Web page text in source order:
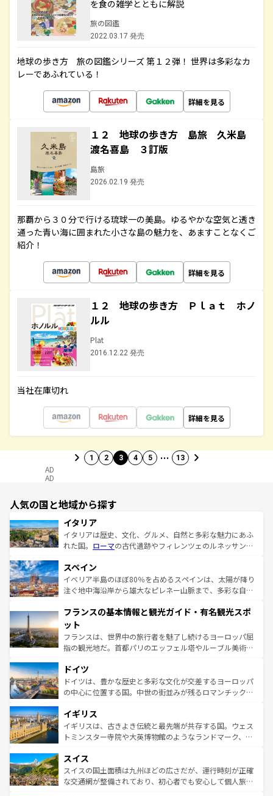
を食の雑学とともに解説
旅の図鑑
2022.03.17 発売
地球の歩き方 旅の図鑑シリーズ 第１２弾！ 世界は多彩なカ
レーであふれている！
詳細を見る
１２ 地球の歩き方 島旅 久米島
渡名喜島 ３訂版
島旅
2026.02.19 発売
那覇から３０分で行ける琉球一の美島。ゆるやかな空気と透き
通った青い海に囲まれた小さな島の魅力を、あますことなくご
紹介！
詳細を見る
１２ 地球の歩き方 Ｐｌａｔ ホノ
ルル
Plat
2016.12.22 発売
当社在庫切れ
詳細を見る
1 2 3 4 5 … 13
AD
AD
人気の国と地域から探す
イタリア
イタリアは歴史、文化、グルメ、自然と多彩な魅力にあふ
れた国。 ローマの古代遺跡やフィレンツェのルネッサンス
ろん、トスカーナの美しい田園風景やアマルフィ海岸の絶
景など、自然景観も見逃せない。観光の合間には、本場の
ピザやパスタなど、絶品のイタリア料理を堪能することも
ませてくれるイタリアで、忘れられない旅をしてみよう！
なお、新着のイタリア情報は
しい。
スペイン
イベリア半島のほぼ80％を占めるスペインは、太陽が降り
注ぐ地中海沿岸から雄大なピレネー山脈まで、多彩な自然
文化が根付くこの国では、情熱的なフラメンコ、熱気あふ
れる闘牛、そして美味しいタパスが生活の一部となってい
る。首都マドリードの洗練された雰囲気や、バルセロナの
アートに溢れた街角から、地方では古代ローマ遺跡や中世
せる。地方によって風土や気候が異なるスペインはその個
性で訪れる人を魅了する。 なお、新着のスペイン情報は コ
ンテンツ一覧を参照してほしい。
フランスの基本情報と観光ガイド・有名観光スポ
ット
フランスは、世界中の旅行者を魅了し続けるヨーロッパ屈
指の観光地だ。首都パリのエッフェル塔やルーブル美術館
で、幅広い魅力が詰まっている。華麗な宮殿、歴史的な大
聖堂、美しいビーチ、そして豊かな自然が、訪れる者を心
から魅了する。また、フランスは美食の国としても知ら
いる。シャンパンの発祥地であるランス、プロヴァンスの
香り高いラベンダー畑など、多彩な楽しみ方が可能だ。さ
らに、パリ以外の地域にも魅力が溢れており、どの街角に
れる地方に足を運ぶとそれぞれで全く異なる文化を体験で
きるだろう。 なお、新着のフランス情報はコンテンツ一覧
を参照してほしい。
ドイツ
ドイツは、豊かな歴史と多彩な文化が交差するヨーロッパ
の中心に位置する国。中世の街並みが残るロマンチック街
顔を持つこの国は、どこを歩いても飽きることがない。ベ
ルリンの文化的活気、バイエルン州のアルプスの絶景、そ
してライン川沿いのワイン畑といった風景は必見。ビール
は、お酒好きな人にはぜひ体験してほしい。 なお、新着の
ドイツ情報はコンテンツ一覧を参照してほしい。
イギリス
イギリスは、古きよき伝統と最先端が共存する国。ウェス
トミンスター寺院や大英博物館のようなランドマーク、歴
リアごとに異なる魅力がある。また、優雅なアフタヌーン
ティー、ビール好きにはたまらない英国パブ、サッカー観
戦など、本場だからこそできる体験も豊富。イギリスを旅
スイス
スイスの国土面積は九州ほどの広さだが、運行時刻が正確
な交通網が整備されており、初心者でも安心して個人旅行